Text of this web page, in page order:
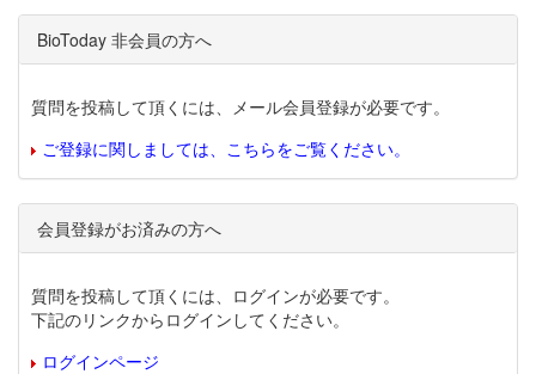
BioToday 非会員の方へ
質問を投稿して頂くには、メール会員登録が必要です。
ご登録に関しましては、こちらをご覧ください。
会員登録がお済みの方へ
質問を投稿して頂くには、ログインが必要です。
下記のリンクからログインしてください。
ログインページ